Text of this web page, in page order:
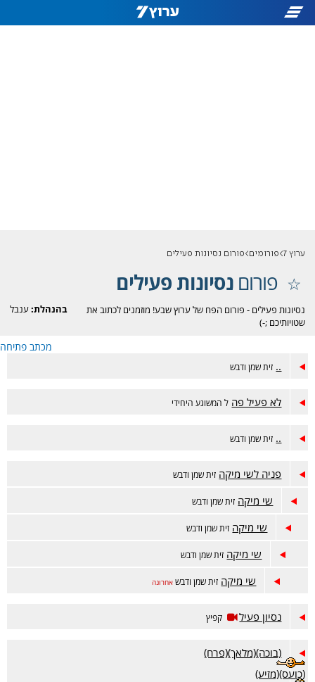
ערוץ 7 פורומים פורום נסיונות פעילים
פורוםנסיונות פעילים
בהנהלת:ענבל
נסיונות פעילים - פורום הפח של ערוץ שבע! מוזמנים לכתוב את
שטויותיכם ;-)
מכתב פתיחה
.. זית שמן ודבש
לא פעיל פה ל המשוגע היחידי
.. זית שמן ודבש
פניה לשי מיקה זית שמן ודבש
שי מיקה זית שמן ודבש
שי מיקה זית שמן ודבש
שי מיקה זית שמן ודבש
שי מיקה זית שמן ודבש אחרונה
נסיון פעיל קפיץ
(בוכה)(מלאך)(פרח)
(כועס)(מזיע)